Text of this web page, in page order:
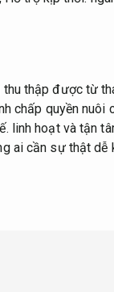
thu thập được từ
chấp quyền nuôi
linh hoạt và tận
ai cần sự thật